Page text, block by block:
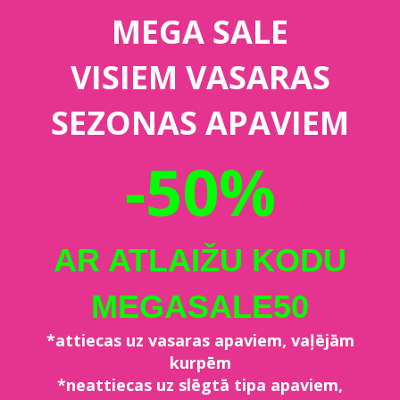
MEGA SALE
VISIEM VASARAS
SEZONAS APAVIEM
-50%
AR ATLAIŽU KODU
MEGASALE50
*attiecas uz vasaras apaviem, vaļējām
kurpēm
*neattiecas uz slēgtā tipa apaviem,